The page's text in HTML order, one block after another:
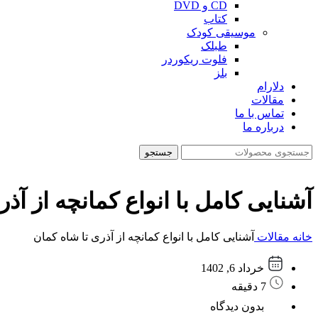
CD و DVD
کتاب
موسیقی کودک
طبلک
فلوت ریکوردر
بلز
دلارام
مقالات
تماس با ما
درباره ما
جستجو
آشنایی کامل با انواع کمانچه از
خانه مقالات آشنایی کامل با انواع کمانچه از آذری تا شاه کمان
خرداد 6, 1402
7 دقیقه
بدون دیدگاه